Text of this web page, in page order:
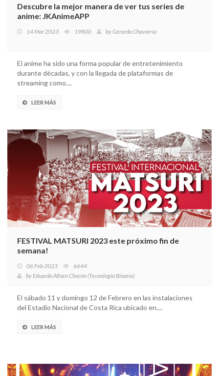
Descubre la mejor manera de ver tus series de
anime: JKAnimeAPP
14 Mar 2023 19800 byGerardo Chavarría
El anime ha sido una forma popular de entretenimiento
durante décadas, y con la llegada de plataformas de
streaming como....
LEER MÁS
FESTIVAL MATSURI 2023 este próximo fin de
semana!
06 Feb 2023
6644
byEduardo Alfaro Chacón (Tecnología Binaria)
El sábado 11 y domingo 12 de Febrero en las instalaciones
del Estadio Nacional de Costa Rica ubicado en....
LEER MÁS